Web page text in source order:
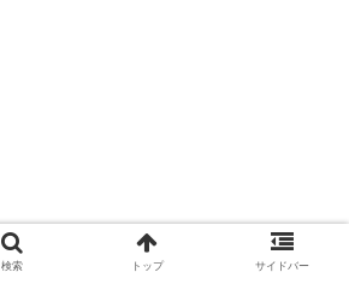
検索 トップ サイドバー